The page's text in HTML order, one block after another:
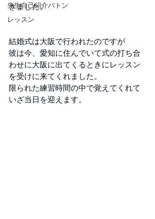
先生自己紹介バトン
レッスン
きました。
結婚式は大阪で行われたのですが
彼は今、愛知に住んでいて式の打ち合
わせに大阪に出てくるときにレッスン
を受けに来てくれました。
限られた練習時間の中で覚えてくれて
いざ当日を迎えます。